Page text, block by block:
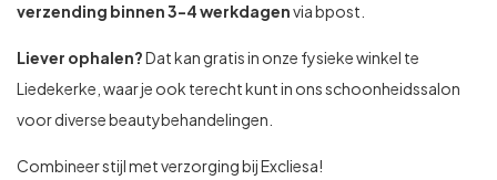
verzending binnen 3-4 werkdagenvia bpost.
Liever ophalen?Dat kan gratis in onze fysieke winkel te
Liedekerke, waar je ook terecht kunt in ons schoonheidssalon
voor diverse beautybehandelingen.
Combineer stijl met verzorging bij Excliesa!